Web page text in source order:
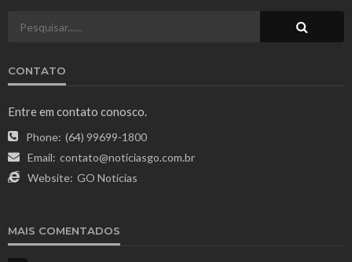
CONTATO
Entre em contato conosco.
Phone: (64) 99699-1800
Email: contato@noticiasgo.com.br
Website: GO Notícias
MAIS COMENTADOS